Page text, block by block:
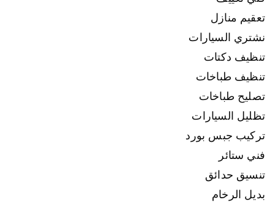
تعقيم منازل
نشتري السيارات
تنظيف دكتات
تنظيف طباخات
تصليح طباخات
تظليل السيارات
تركيب جبس بورد
فني ستائر
تنسيق حدائق
بديل الرخام